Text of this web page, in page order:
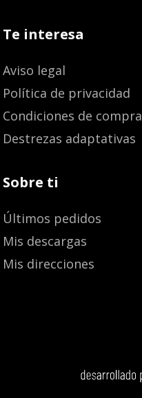
Te interesa
Aviso legal
Política de privacidad
Condiciones de compra
Destrezas adaptativas
Sobre ti
Últimos pedidos
Mis descargas
Mis direcciones